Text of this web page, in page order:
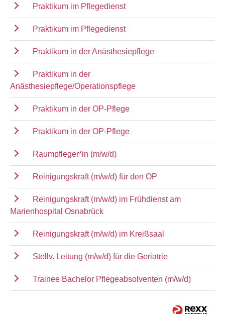
Praktikum im Pflegedienst
Praktikum im Pflegedienst
Praktikum in der Anästhesiepflege
Praktikum in der
Anästhesiepflege/Operationspflege
Praktikum in der OP-Pflege
Praktikum in der OP-Pflege
Raumpfleger*in (m/w/d)
Reinigungskraft (m/w/d) für den OP
Reinigungskraft (m/w/d) im Frühdienst am
Marienhospital Osnabrück
Reinigungskraft (m/w/d) im Kreißsaal
Stellv. Leitung (m/w/d) für die Geriatrie
Trainee Bachelor Pflegeabsolventen (m/w/d)